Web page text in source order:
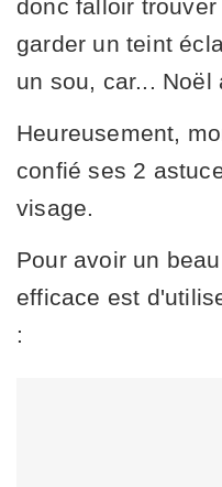
donc falloir
garder un teint
un sou, car... Noël
Heureusement,
confié ses 2
visage.
Pour avoir un
efficace est
: